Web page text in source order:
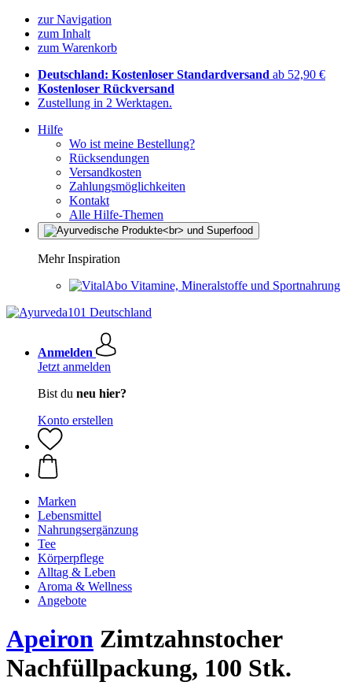
zur Navigation
zum Inhalt
zum Warenkorb
Deutschland: Kostenloser Standardversand ab 52,90 €
Kostenloser Rückversand
Zustellung in 2 Werktagen.
Hilfe
Wo ist meine Bestellung?
Rücksendungen
Versandkosten
Zahlungsmöglichkeiten
Kontakt
Alle Hilfe-Themen
Mehr Inspiration
Vitamine, Mineralstoffe und Sportnahrung
Anmelden
Jetzt anmelden
Bist du neu hier?
Konto erstellen
Marken
Lebensmittel
Nahrungsergänzung
Tee
Körperpflege
Alltag & Leben
Aroma & Wellness
Angebote
Apeiron Zimtzahnstocher
Nachfüllpackung, 100 Stk.